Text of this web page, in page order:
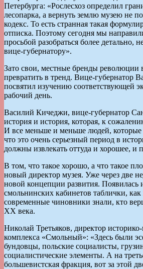
Петербурга: «Рослесхоз определил
лесопарка, а вернуть землю музею не
кодекс. То есть странная такая
отписка. Поэтому сегодня мы
просьбой разобраться более детально,
вице-губернатору».
Зато свои, местные бренды
превратить в тренд. Вице-губернатор
посвятил изучению соответствующей
рабочий день.
Василий Кичеджи, вице-губернатор
история и история, которая, к
И все меньше и меньше людей,
что это очень серьезный период в
должны извлекать оттуда и хорошее, и
В том, что такое хорошо, а что такое
новый директор музея. Уже через две
новой концепции развития. Появилась
смольнинских кабинетов таблички,
современные чиновники знали, кто
ХХ века.
Николай Третьяков, директор
комплекса «Смольный»: «Здесь были
бундовцы, польские социалисты,
социалистические элементы. А на
большевистская фракция, вот за этой